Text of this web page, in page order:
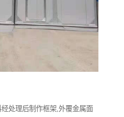
处理后制作框架,外覆金属面